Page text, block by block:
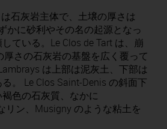
石灰岩主体で、土壌の厚さは
かに砂利やその名の起源となっ
ている。Le Clos de Tart は、崩
さの石灰岩の基盤を広く覆って
は上部は泥灰土、下部は
。 Le Clos Saint-Denis の斜面下
色の石灰質、なかに
リン、Musigny のような粘土を